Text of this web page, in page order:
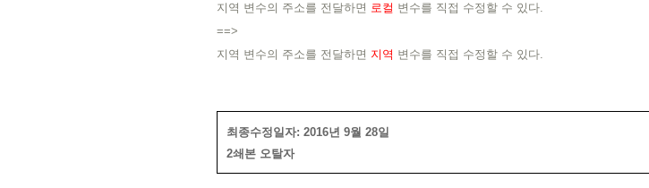
지역 변수의 주소를 전달하면 로컬 변수를 직접 수정할 수 있다.
==>
지역 변수의 주소를 전달하면 지역 변수를 직접 수정할 수 있다.
최종수정일자: 2016년 9월 28일
2쇄본 오탈자